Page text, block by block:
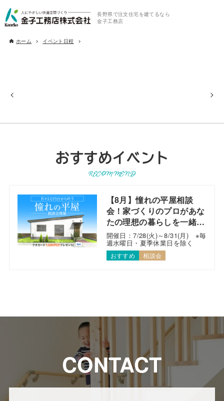
長野県で注文住宅を建てるなら
金子工務店
ホーム イベント日程
おすすめイベント
RECOMMEND
【8月】憧れの平屋相談
会！家づくりのプロがあな
たの理想の暮らしを一緒に
考えます！
開催日：7/28(火)～8/31(月) ※毎
週水曜日・夏季休業日を除く
おすすめ 相談会
CONTACT